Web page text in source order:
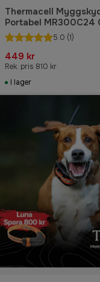
Thermacell
Portabel MR300C24
5.0 (1)
449 kr
Rek. pris 810 kr
I lager